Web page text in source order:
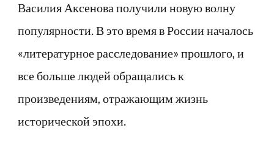
Василия Аксенова получили новую волну
популярности. В это время в России началось
«литературное расследование» прошлого, и
все больше людей обращались к
произведениям, отражающим жизнь
исторической эпохи.